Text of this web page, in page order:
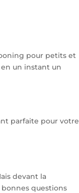
pour petits et
un instant un
parfaite pour votre
devant la
bonnes questions